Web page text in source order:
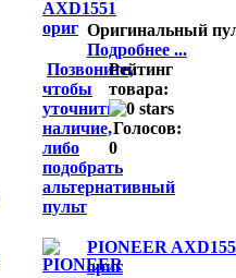
Оригинальный
Подробнее ...
Позвоните,
чтобы
уточнить
наличие,
либо
подобрать
альтернативный
пульт
Рейтинг
товара:
Голосов:
0
PIONEER
ориг